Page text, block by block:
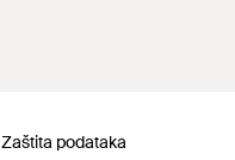
Zaštita podataka